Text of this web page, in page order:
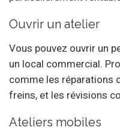
Ouvrir un atelier
Vous pouvez ouvrir un
un local commercial.
comme les réparations
freins, et les révisions
Ateliers mobiles